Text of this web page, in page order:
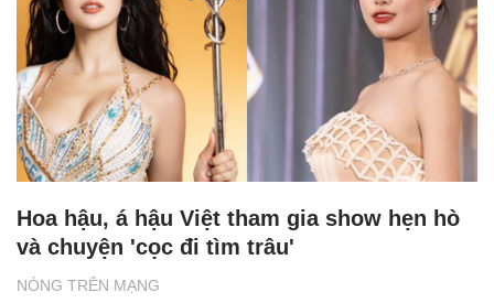
NÓNG TRÊN MẠNG
Hoa hậu, á hậu Việt tham gia show hẹn hò
và chuyện 'cọc đi tìm trâu'